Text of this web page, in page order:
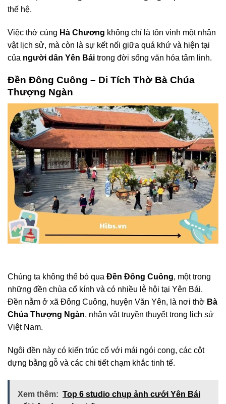
thế hệ.
Việc thờ cúng Hà Chương không chỉ là tôn vinh một nhân
vật lịch sử, mà còn là sự kết nối giữa quá khứ và hiện tại
của người dân Yên Bái trong đời sống văn hóa tâm linh.
Đền Đông Cuông – Di Tích Thờ Bà Chúa
Thượng Ngàn
Chúng ta không thể bỏ qua Đền Đông Cuông, một trong
những đền chùa cổ kính và có nhiều lễ hội tại Yên Bái.
Đền nằm ở xã Đông Cuông, huyện Văn Yên, là nơi thờ Bà
Chúa Thượng Ngàn, nhân vật truyền thuyết trong lịch sử
Việt Nam.
Ngôi đền này có kiến trúc cổ với mái ngói cong, các cột
dựng bằng gỗ và các chi tiết chạm khắc tinh tế.
Xem thêm: Top 6 studio chụp ảnh cưới Yên Bái